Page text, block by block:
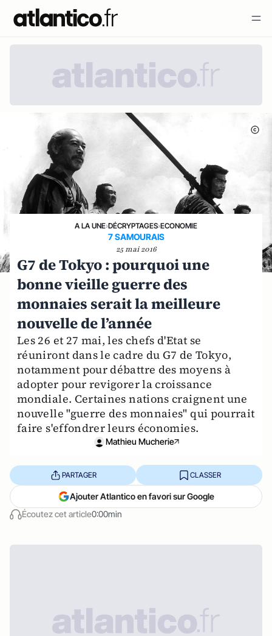
A LA UNE›DÉCRYPTAGES›ECONOMIE
7 SAMOURAIS
25 mai 2016
G7 de Tokyo : pourquoi une
bonne vieille guerre des
monnaies serait la meilleure
nouvelle de l’année
Les 26 et 27 mai, les chefs d'Etat se
réuniront dans le cadre du G7 de Tokyo,
notamment pour débattre des moyens à
adopter pour revigorer la croissance
mondiale. Certaines nations craignent une
nouvelle "guerre des monnaies" qui pourrait
faire s'effondrer leurs économies.
Mathieu Mucherie
Écoutez cet article0:00min
PARTAGER CLASSER
Ajouter Atlantico en favori sur Google